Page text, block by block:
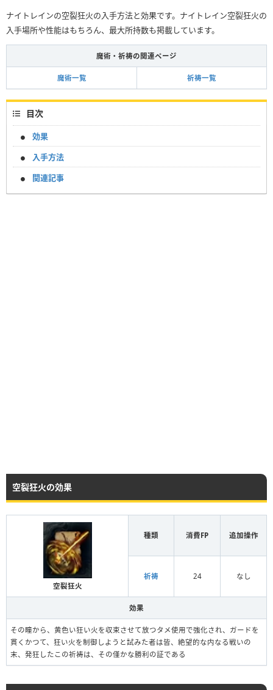
ナイトレインの空裂狂火の入手方法と効果です。ナイトレイン空裂狂火の
入手場所や性能はもちろん、最大所持数も掲載しています。
魔術・祈祷の関連ページ
魔術一覧 祈祷一覧
目次
効果
入手方法
関連記事
空裂狂火の効果
空裂狂火
種類 消費FP 追加操作
祈祷 24 なし
効果
その瞳から、黄色い狂い火を収束させて放つタメ使用で強化され、ガードを
貫くかつて、狂い火を制御しようと試みた者は皆、絶望的な内なる戦いの
末、発狂したこの祈祷は、その僅かな勝利の証である